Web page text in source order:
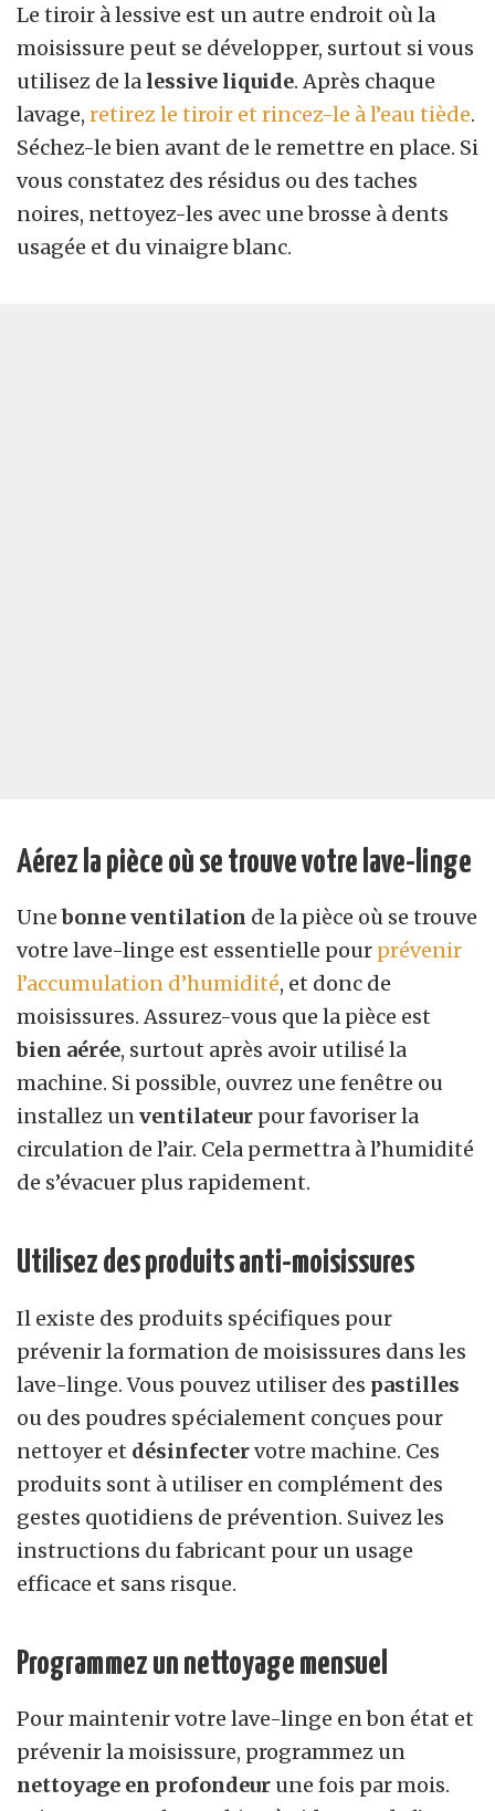
Le tiroir à lessive est un autre endroit où la
moisissure peut se développer, surtout si vous
utilisez de la lessive liquide. Après chaque
lavage, retirez le tiroir et rincez-le à l’eau tiède.
Séchez-le bien avant de le remettre en place. Si
vous constatez des résidus ou des taches
noires, nettoyez-les avec une brosse à dents
usagée et du vinaigre blanc.
Aérez la pièce où se trouve votre lave-linge
Unebonne ventilation de la pièce où se trouve
votre lave-linge est essentielle pour prévenir
l’accumulation d’humidité, et donc de
moisissures. Assurez-vous que la pièce est
bien aérée, surtout après avoir utilisé la
machine. Si possible, ouvrez une fenêtre ou
installez unventilateur pour favoriser la
circulation de l’air. Cela permettra à l’humidité
de s’évacuer plus rapidement.
Utilisez des produits anti-moisissures
Il existe des produits spécifiques pour
prévenir la formation de moisissures dans les
lave-linge. Vous pouvez utiliser des pastilles
ou des poudres spécialement conçues pour
nettoyer et désinfectervotre machine. Ces
produits sont à utiliser en complément des
gestes quotidiens de prévention. Suivez les
instructions du fabricant pour un usage
efficace et sans risque.
Programmez un nettoyage mensuel
Pour maintenir votre lave-linge en bon état et
prévenir la moisissure, programmez un
nettoyage en profondeur une fois par mois.